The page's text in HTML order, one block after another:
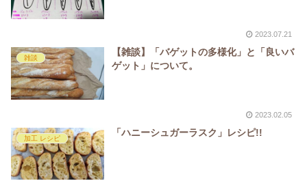
2023.07.21
雑談
【雑談】「バゲットの多様化」と「良いバ
ゲット」について。
2023.02.05
加工 レシピ
「ハニーシュガーラスク」レシピ!!